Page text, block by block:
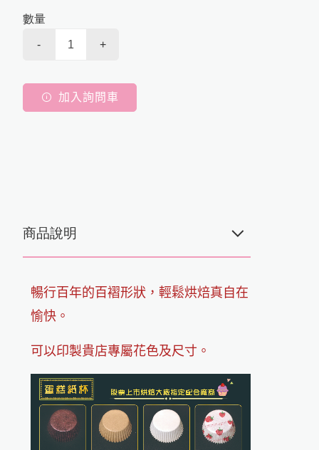
公司簡介
最新消息
食品用紙
蛋糕麵包用紙杯
問與答
聯絡我們
數量
- +
加入詢問車
商品說明
暢行百年的百褶形狀，輕鬆烘焙真自在
愉快。
可以印製貴店專屬花色及尺寸。